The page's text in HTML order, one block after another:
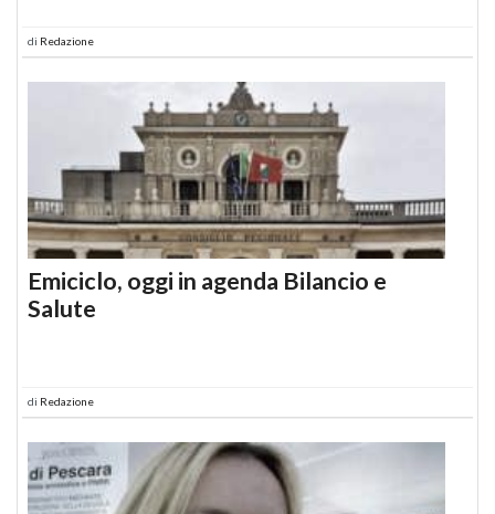
di Redazione
Emiciclo, oggi in agenda Bilancio e
Salute
di Redazione